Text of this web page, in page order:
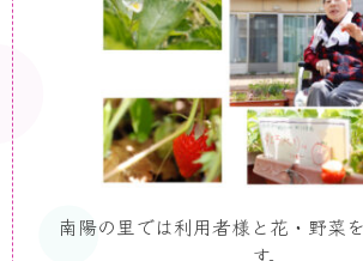
南陽の里では利用者様と花・野菜
す。